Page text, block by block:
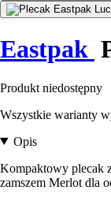
Eastpak
Produkt niedostępny
Wszystkie warianty
Opis
Kompaktowy plecak
zamszem Merlot dla